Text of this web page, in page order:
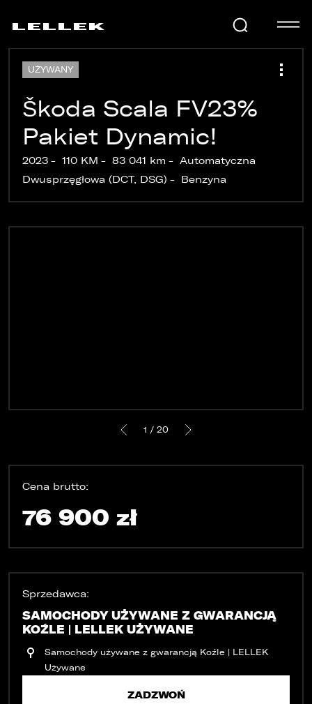
SAMOCHODY
KARIERA
UŻYWANY
Škoda Scala FV23%
Pakiet Dynamic!
2023 110 KM 83 041 km
Automatyczna
Dwusprzęgłowa (DCT, DSG)
Benzyna
1 / 20
Cena brutto:
76 900 zł
Sprzedawca:
SAMOCHODY UŻYWANE Z GWARANCJĄ
KOŹLE | LELLEK UŻYWANE
Samochody używane z gwarancją Koźle | LELLEK
Używane
ZADZWOŃ